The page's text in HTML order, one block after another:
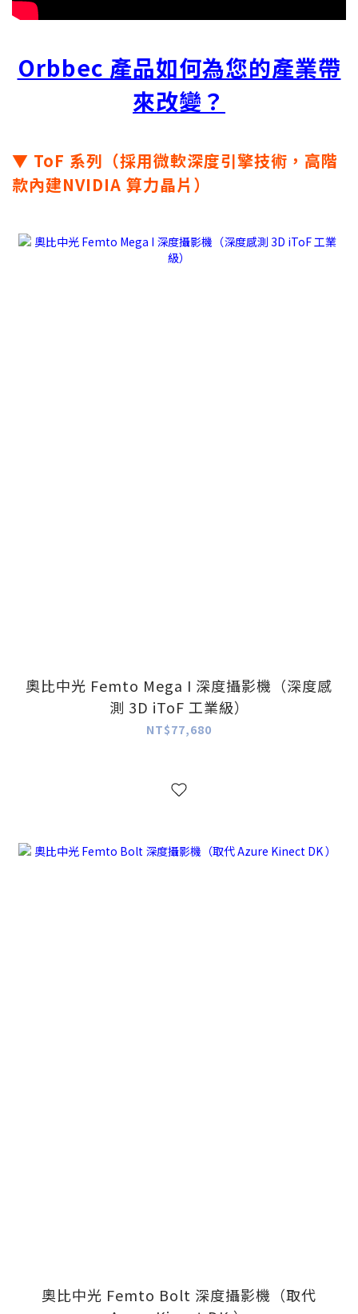
Orbbec 產品如何為您的產業帶
來改變？
▼ ToF 系列（採用微軟深度引擎技術，高階
款內建NVIDIA 算力晶片）
奧比中光 Femto Mega I 深度攝影機（深度感
測 3D iToF 工業級）
NT$77,680
奧比中光 Femto Bolt 深度攝影機（取代